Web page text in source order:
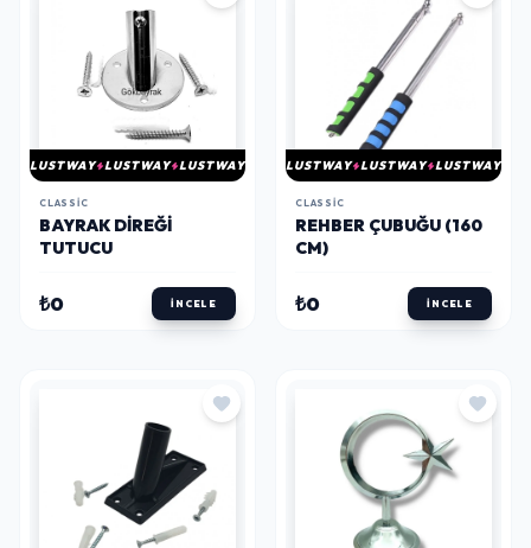
LUSTWAY LUSTWAY LUSTWAY
CLASSIC
BAYRAK DIREĞI
TUTUCU
₺0 İNCELE
LUSTWAY LUSTWAY LUSTWAY
CLASSIC
REHBER ÇUBUĞU (160
CM)
₺0 İNCELE